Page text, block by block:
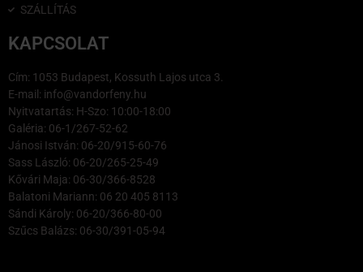
SZÁLLÍTÁS
KAPCSOLAT
Cím: 1053 Budapest, Kossuth Lajos utca 3.
E-mail: info@vandorfeny.hu
Nyitvatartás: H-Szo: 10:00-18:00
Galéria: 06-1/267-52-62
Jánosi István: 06-20/915-60-76
Sass László: 06-20/265-25-49
Kővári Maja: 06-30/366-8528
Balatoni Mariann: 06 20 405 8113
Sándi Károly: 06-20/366-80-00
Szűcs Balázs: 06-30/391-05-94